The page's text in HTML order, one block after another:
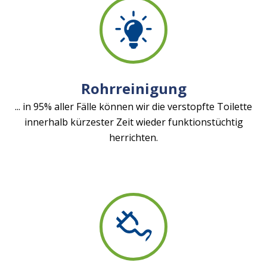
Rohrreinigung
... in 95% aller Fälle können wir die verstopfte Toilette
innerhalb kürzester Zeit wieder funktionstüchtig
herrichten.